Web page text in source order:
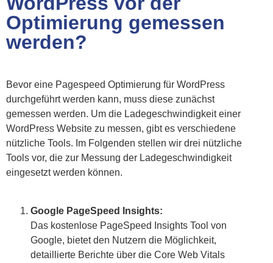
Optimierung gemessen
werden?
Bevor eine Pagespeed Optimierung für WordPress
durchgeführt werden kann, muss diese zunächst
gemessen werden. Um die Ladegeschwindigkeit einer
WordPress Website zu messen, gibt es verschiedene
nützliche Tools. Im Folgenden stellen wir drei nützliche
Tools vor, die zur Messung der Ladegeschwindigkeit
eingesetzt werden können.
Google PageSpeed Insights:
Das kostenlose PageSpeed Insights Tool von
Google, bietet den Nutzern die Möglichkeit,
detaillierte Berichte über die Core Web Vitals